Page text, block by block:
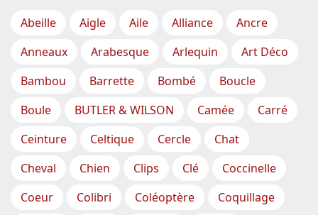
Abeille Aigle Aile Alliance
Ancre
Anneaux
Arabesque Arlequin
Art Déco
Bambou
Barrette Bombé
Boucle
Boule
BUTLER & WILSON Camée
Carré
Ceinture
Celtique Cercle
Chat
Cheval
Chien Clips Clé
Coccinelle
Coeur
Colibri Coléoptère
Coquillage